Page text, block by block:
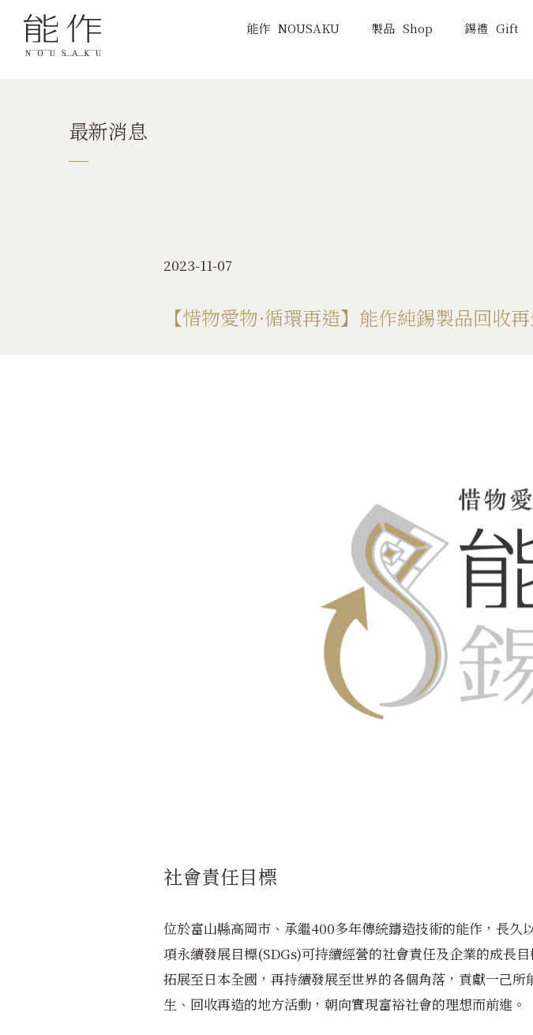
KAGO的柔韌魅力
高岡職人
典藏日本風情
餐桌佈置靈感
品牌合作系列
能作 NOUSAKU 製品 Shop 錫禮 Gift
最新消息
2023-11-07
【惜物愛物·循環再造】能作純錫製品回收
社會責任目標
位於富山縣高岡市、承繼400多年傳統鑄造技術的能作，長久
項永續發展目標(SDGs)可持續經營的社會責任及企業的成長
拓展至日本全國，再持續發展至世界的各個角落，貢獻一己
生、回收再造的地方活動，朝向實現富裕社會的理想而前進。